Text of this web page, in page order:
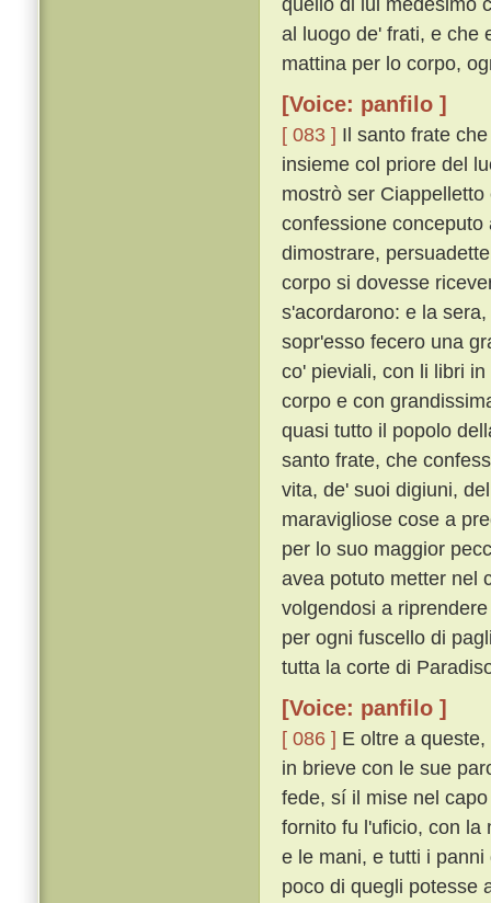
al luogo de' frati, e che
mattina per lo corpo,
[Voice: panfilo ]
[ 083 ] Il santo frate
insieme col priore del
mostrò ser
confessione
dimostrare,
corpo si dovesse
s'acordarono: e la
sopr'esso fecero una
co' pieviali, con li libri
corpo e con
quasi tutto il popolo
santo frate, che
vita, de' suoi digiuni,
maravigliose cose a
per lo suo maggior
avea potuto metter nel
volgendosi a
per ogni fuscello di
tutta la corte di
[Voice: panfilo ]
[ 086 ] E oltre a
in brieve con le sue
fede, sí il mise nel
fornito fu l'uficio, con la
e le mani, e tutti i
poco di quegli potesse